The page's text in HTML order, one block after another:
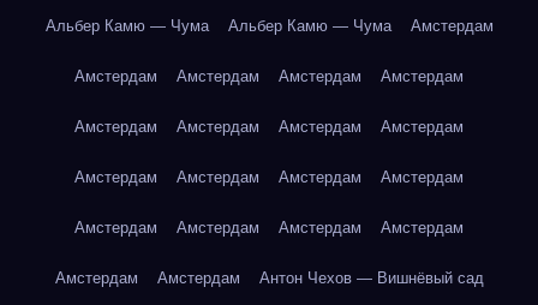
Альбер Камю — Чума Альбер Камю — Чума Амстердам
Амстердам Амстердам Амстердам Амстердам
Амстердам Амстердам Амстердам Амстердам
Амстердам Амстердам Амстердам Амстердам
Амстердам Амстердам Амстердам Амстердам
Амстердам Амстердам Антон Чехов — Вишнёвый сад